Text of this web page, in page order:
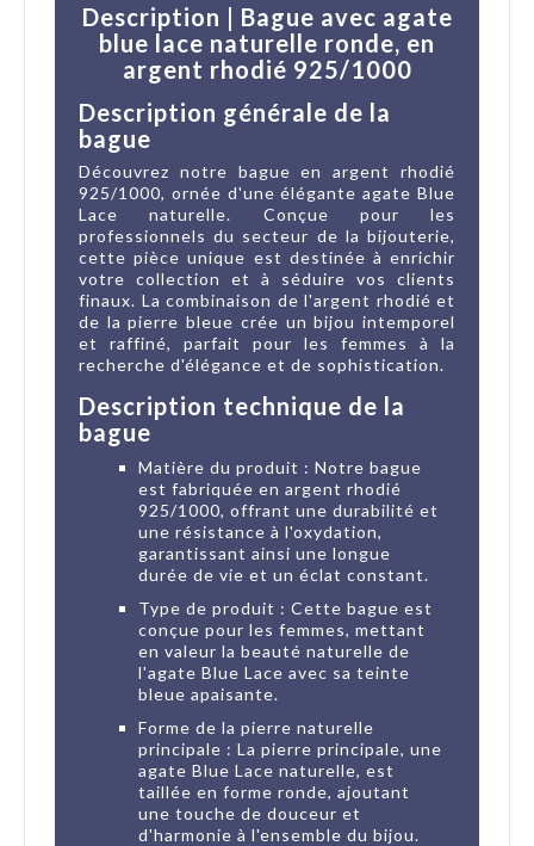
Description | Bague avec agate
blue lace naturelle ronde, en
argent rhodié 925/1000
Description générale de la
bague
Découvrez notre bague en argent rhodié
925/1000, ornée d'une élégante agate Blue
Lace naturelle. Conçue pour les
professionnels du secteur de la bijouterie,
cette pièce unique est destinée à enrichir
votre collection et à séduire vos clients
finaux. La combinaison de l'argent rhodié et
de la pierre bleue crée un bijou intemporel
et raffiné, parfait pour les femmes à la
recherche d'élégance et de sophistication.
Description technique de la
bague
Matière du produit : Notre bague
est fabriquée en argent rhodié
925/1000, offrant une durabilité et
une résistance à l'oxydation,
garantissant ainsi une longue
durée de vie et un éclat constant.
Type de produit : Cette bague est
conçue pour les femmes, mettant
en valeur la beauté naturelle de
l'agate Blue Lace avec sa teinte
bleue apaisante.
Forme de la pierre naturelle
principale : La pierre principale, une
agate Blue Lace naturelle, est
taillée en forme ronde, ajoutant
une touche de douceur et
d'harmonie à l'ensemble du bijou.